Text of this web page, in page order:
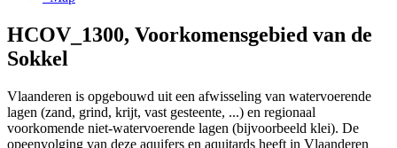
HCOV_1300, Voorkomensgebied van de
Sokkel
Vlaanderen is opgebouwd uit een afwisseling van watervoerende
lagen (zand, grind, krijt, vast gesteente, ...) en regionaal
voorkomende niet-watervoerende lagen (bijvoorbeeld klei). De
opeenvolging van deze aquifers en aquitards heeft in Vlaanderen